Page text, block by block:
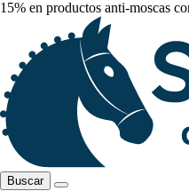
15% en productos anti-moscas
Buscar